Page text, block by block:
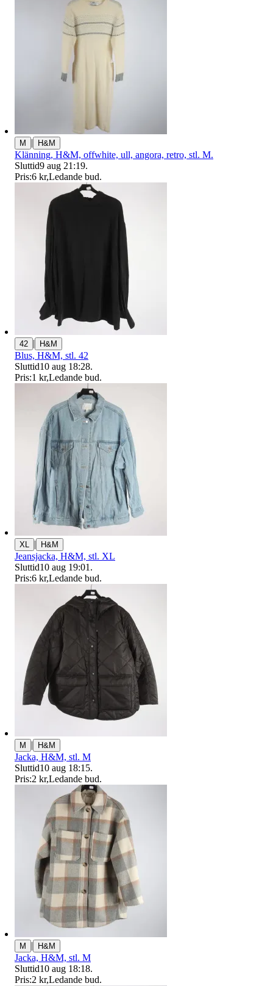
M | H&M
Klänning, H&M, offwhite, ull, angora, retro, stl. M.
Sluttid9 aug 21:19.
Pris:6 kr,Ledande bud.
42 | H&M
Blus, H&M, stl. 42
Sluttid10 aug 18:28.
Pris:1 kr,Ledande bud.
XL | H&M
Jeansjacka, H&M, stl. XL
Sluttid10 aug 19:01 .
Pris:6 kr,Ledande bud.
M | H&M
Jacka, H&M, stl. M
Sluttid10 aug 18:15.
Pris:2 kr,Ledande bud.
M | H&M
Jacka, H&M, stl. M
Sluttid10 aug 18:18.
Pris:2 kr,Ledande bud.